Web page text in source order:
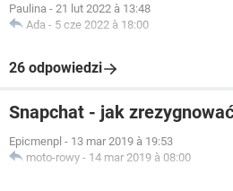
Paulina - 21 lut 2022 à 13:48
Ada - 5 cze 2022 à 18:00
26 odpowiedzi
Snapchat - jak
Epicmenpl - 13 mar 2019 à 19:53
moto-rowy - 14 mar 2019 à 08:00